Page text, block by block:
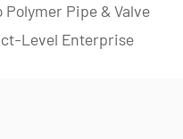
Pipe & Valve
Level Enterprise